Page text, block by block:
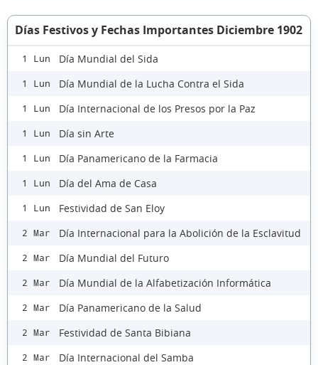
Días Festivos y Fechas Importantes Diciembre 1902
1 Lun Día Mundial del Sida
1 Lun Día Mundial de la Lucha Contra el Sida
1 Lun Día Internacional de los Presos por la Paz
1 Lun Día sin Arte
1 Lun Día Panamericano de la Farmacia
1 Lun Día del Ama de Casa
1 Lun Festividad de San Eloy
2 Mar Día Internacional para la Abolición de la Esclavitud
2 Mar Día Mundial del Futuro
2 Mar Día Mundial de la Alfabetización Informática
2 Mar Día Panamericano de la Salud
2 Mar Festividad de Santa Bibiana
2 Mar Día Internacional del Samba